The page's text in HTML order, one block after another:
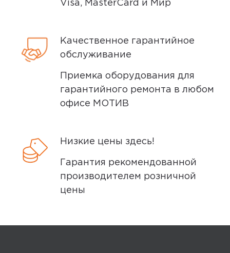
Visa, MasterCard и Мир
Качественное гарантийное
обслуживание
Приемка оборудования для
гарантийного ремонта в любом
офисе МОТИВ
Низкие цены здесь!
Гарантия рекомендованной
производителем розничной
цены